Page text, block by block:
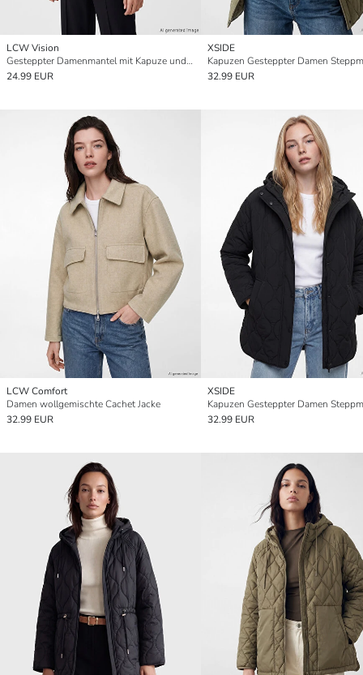
LCW Vision
Gesteppter Damenmantel mit Kapuze und Argyle-Muster
24.99 EUR
XSIDE
Kapuzen Gesteppter Damen
32.99 EUR
LCW Comfort
Damen wollgemischte Cachet Jacke
32.99 EUR
XSIDE
Kapuzen Gesteppter Damen
32.99 EUR